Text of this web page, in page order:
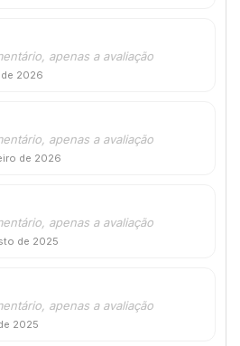
apenas a avaliação
2026
apenas a avaliação
de 2026
apenas a avaliação
de 2025
apenas a avaliação
2025